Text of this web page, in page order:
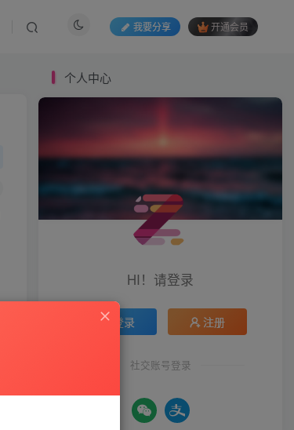
我要分享 开通会员
个人中心
HI！请登录
登录 注册
社交账号登录